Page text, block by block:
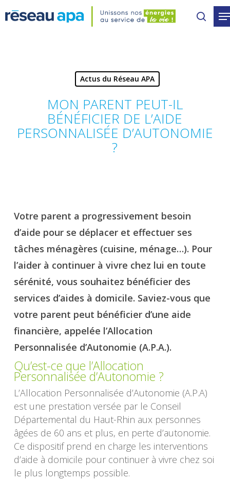
to
Actus du Réseau APA
MON PARENT PEUT-IL
BÉNÉFICIER DE L’AIDE
PERSONNALISÉE D’AUTONOMIE
?
Votre parent a progressivement besoin
d’aide pour se déplacer et effectuer ses
tâches ménagères (cuisine, ménage…). Pour
l’aider à continuer à vivre chez lui en toute
sérénité, vous souhaitez bénéficier des
services d’aides à domicile. Saviez-vous que
votre parent peut bénéficier d’une aide
financière, appelée l’Allocation
Personnalisée d’Autonomie (A.P.A.).
Qu’est-ce que l’Allocation
Personnalisée d’Autonomie ?
L’Allocation Personnalisée d’Autonomie (A.P.A)
est une prestation versée par le Conseil
Départemental du Haut-Rhin aux personnes
âgées de 60 ans et plus, en perte d’autonomie.
Ce dispositif prend en charge les interventions
d’aide à domicile pour continuer à vivre chez soi
le plus longtemps possible.